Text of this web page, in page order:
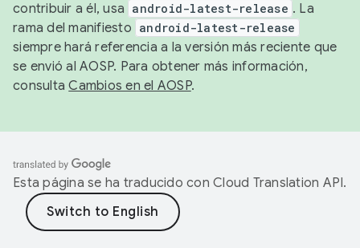
contribuir a él, usa android-latest-release . La
rama del manifiesto android-latest-release
siempre hará referencia a la versión más reciente que
se envió al AOSP. Para obtener más información,
consultaCambios en el AOSP.
Esta página se ha traducido con Cloud Translation API.